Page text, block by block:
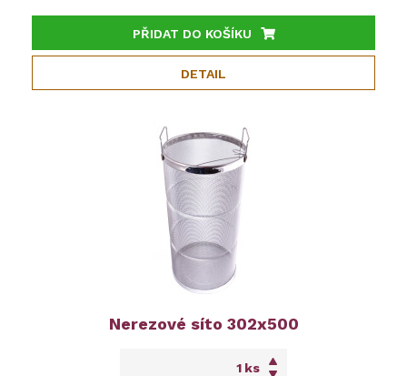
PŘIDAT DO KOŠÍKU
DETAIL
Nerezové síto 302x500
ks